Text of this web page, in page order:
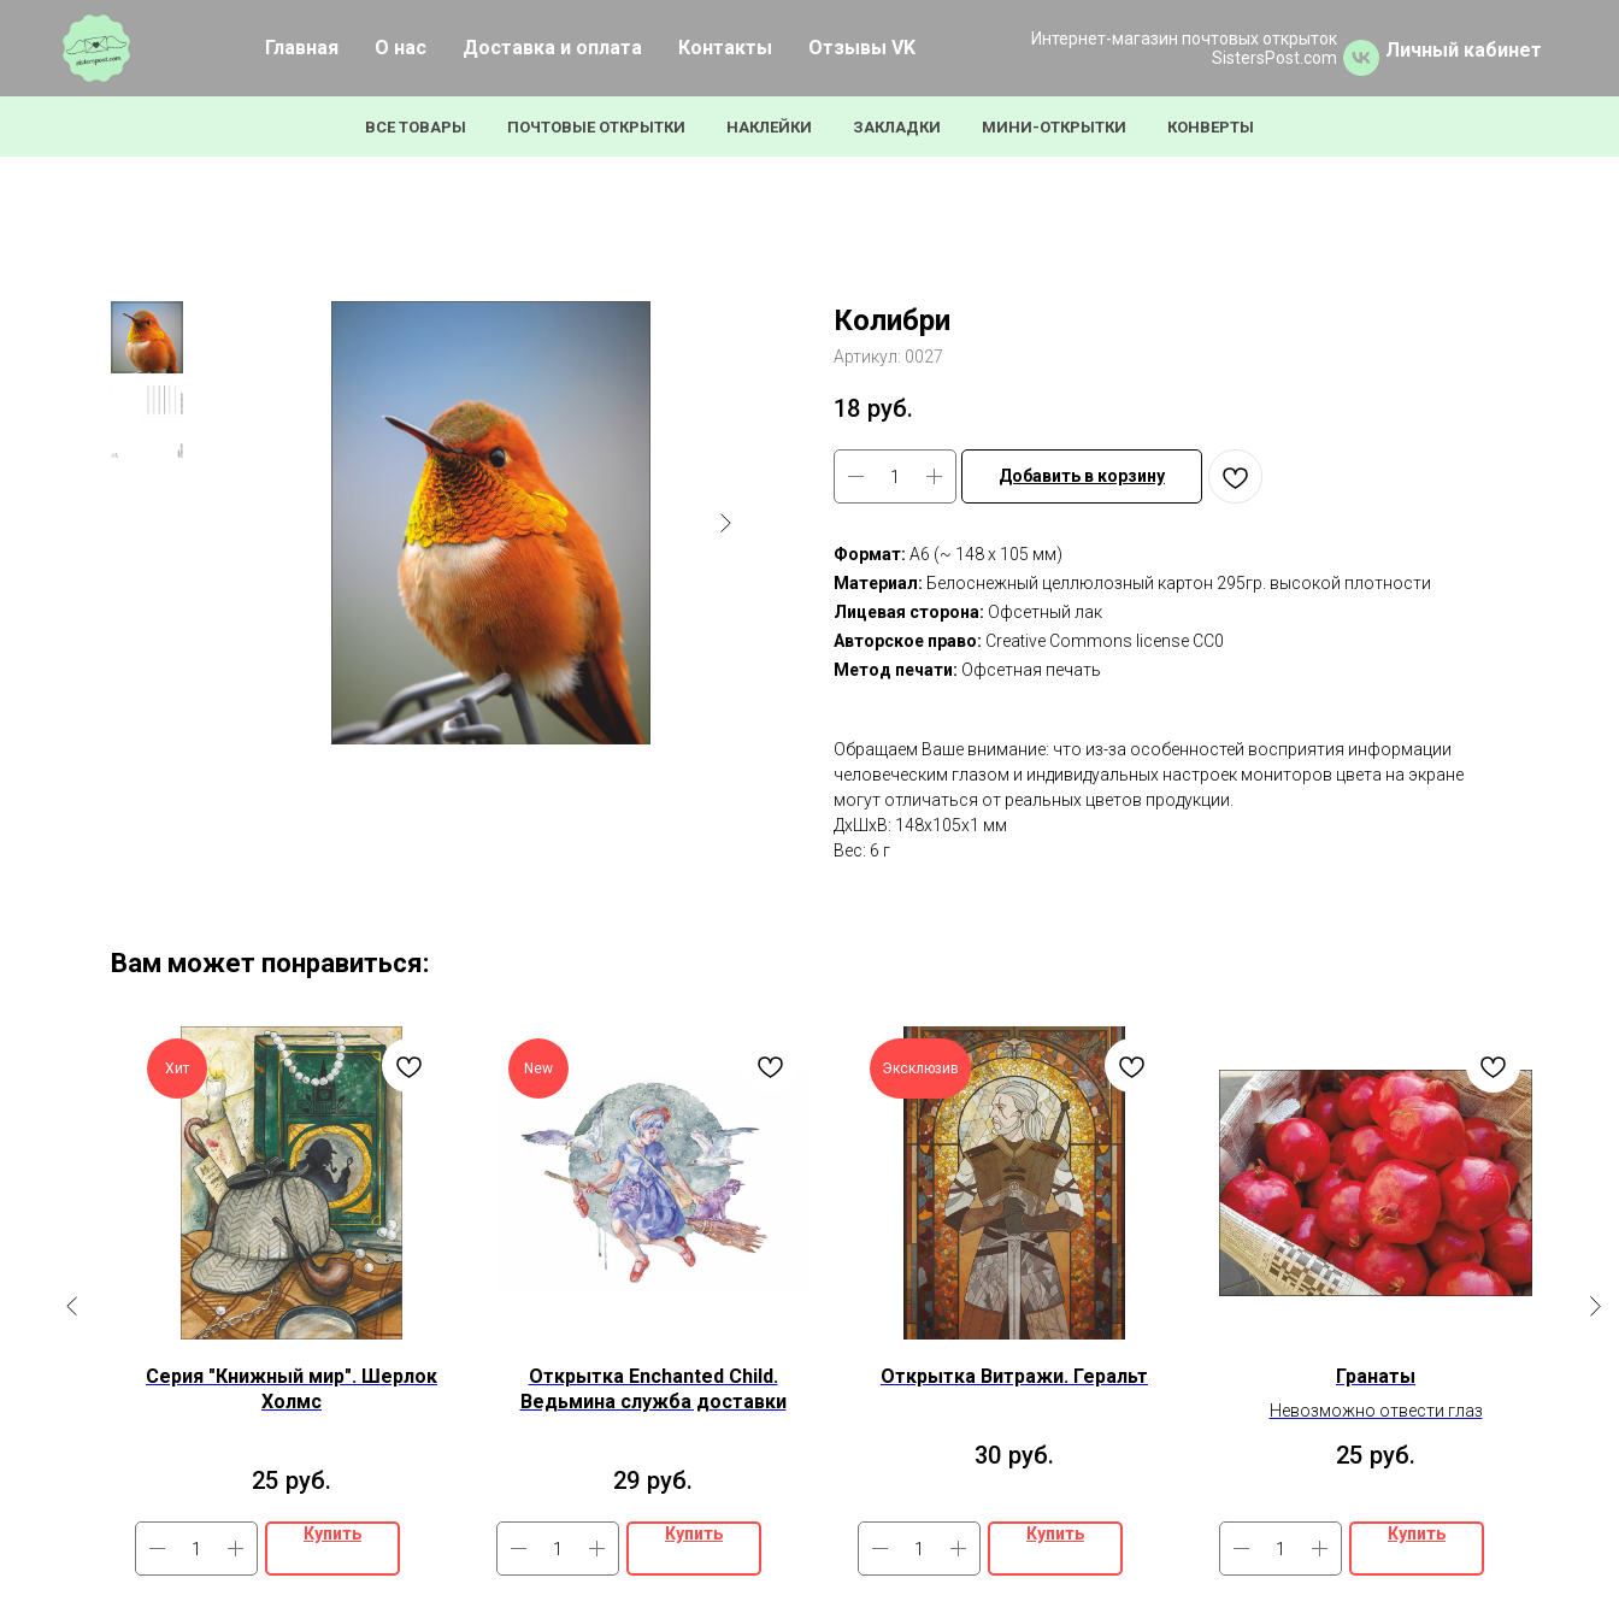
Главная О нас Доставка и оплата Контакты Отзывы VK
Интернет-магазин почтовых открыток
SistersPost.com
Личный кабинет
ВСЕ ТОВАРЫ ПОЧТОВЫЕ ОТКРЫТКИ НАКЛЕЙКИ ЗАКЛАДКИ МИНИ-ОТКРЫТКИ КОНВЕРТЫ
Колибри
Артикул: 0027
18 руб.
Добавить в корзину
Формат: А6 (~ 148 х 105 мм)
Материал: Белоснежный целлюлозный картон 295гр. высокой плотности
Лицевая сторона: Офсетный лак
Авторское право: Creative Commons license CC0
Метод печати: Офсетная печать
Обращаем Ваше внимание: что из-за особенностей восприятия информации
человеческим глазом и индивидуальных настроек мониторов цвета на экране
могут отличаться от реальных цветов продукции.
ДxШxВ: 148x105x1 мм
Вес: 6 г
Вам может понравиться:
Хит
Серия "Книжный мир". Шерлок
Холмс
25 руб.
Купить
New
Открытка Enchanted Child.
Ведьмина служба доставки
29 руб.
Купить
Эксклюзив
Открытка Витражи. Геральт
30 руб.
Купить
Гранаты
Невозможно отвести глаз
25 руб.
Купить